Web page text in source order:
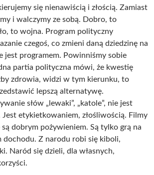
się nienawiścią i złością. Zamiast
i walczymy ze sobą. Dobro, to
to wojna. Program polityczny
czegoś, co zmieni daną dziedzinę na
jest programem. Powinniśmy sobie
partia polityczna mówi, że kwestię
zdrowia, widzi w tym kierunku, to
lepszą alternatywę.
słów „lewaki”, „katole”, nie jest
etykietkowaniem, złośliwością. Filmy
dobrym pożywieniem. Są tylko grą na
dochodu. Z narodu robi się kiboli,
Naród się dzieli, dla własnych,